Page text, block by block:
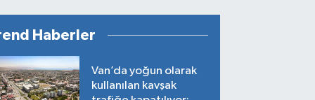
Haberler
Van’da yoğun olarak
kullanılan kavşak